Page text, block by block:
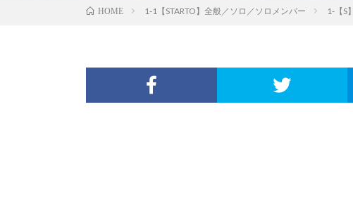
HOME 1-1【STARTO】全般／ソロ／ソロメンバー 1-【S